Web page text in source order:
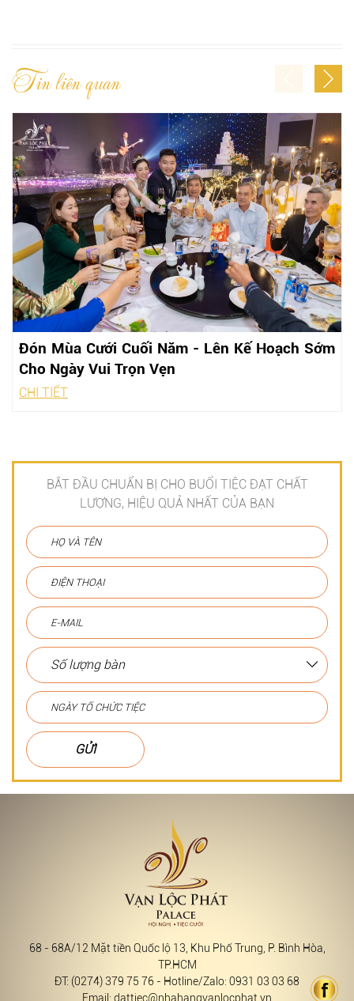
Tin liên quan
Đón Mùa Cưới Cuối Năm - Lên Kế Hoạch Sớm
Cho Ngày Vui Trọn Vẹn
CHI TIẾT
BẮT ĐẦU CHUẨN BỊ CHO BUỔI TIỆC ĐẠT CHẤT
LƯỢNG, HIỆU QUẢ NHẤT CỦA BẠN
GỬI
68 - 68A/12 Mặt tiền Quốc lộ 13, Khu Phố Trung, P. Bình Hòa,
TP.HCM
ĐT: (0274) 379 75 76 - Hotline/Zalo: 0931 03 03 68